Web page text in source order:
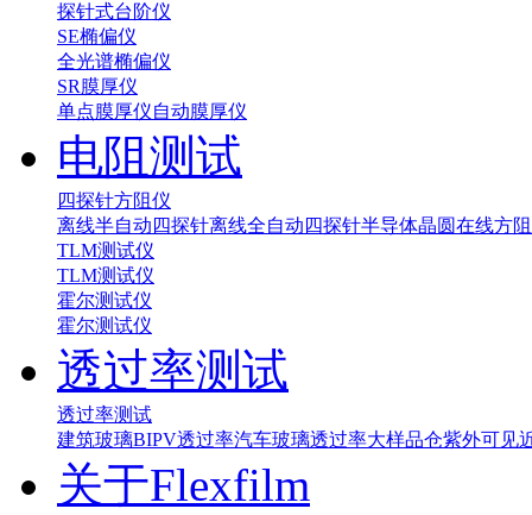
探针式台阶仪
SE椭偏仪
全光谱椭偏仪
SR膜厚仪
单点膜厚仪自动膜厚仪
电阻测试
四探针方阻仪
离线半自动四探针离线全自动四探针半导体晶圆在线方
TLM测试仪
TLM测试仪
霍尔测试仪
霍尔测试仪
透过率测试
透过率测试
建筑玻璃BIPV透过率汽车玻璃透过率大样品仓紫外可见
关于Flexfilm